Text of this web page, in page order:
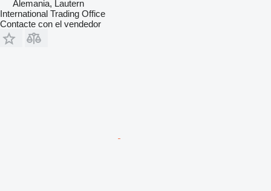
Alemania, Lautern
International Trading Office
Contacte con el vendedor